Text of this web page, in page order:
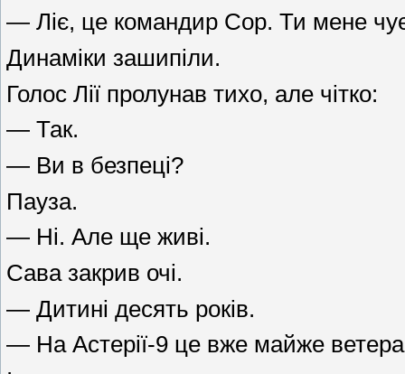
— Ліє, це командир Сор. Ти мене
Динаміки зашипіли.
Голос Лії пролунав тихо, але чітко:
— Так.
— Ви в безпеці?
Пауза.
— Ні. Але ще живі.
Сава закрив очі.
— Дитині десять років.
— На Астерії-9 це вже майже